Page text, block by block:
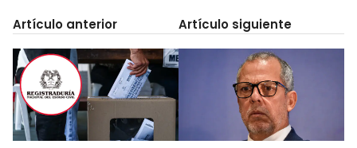
Artículo anterior Artículo siguiente